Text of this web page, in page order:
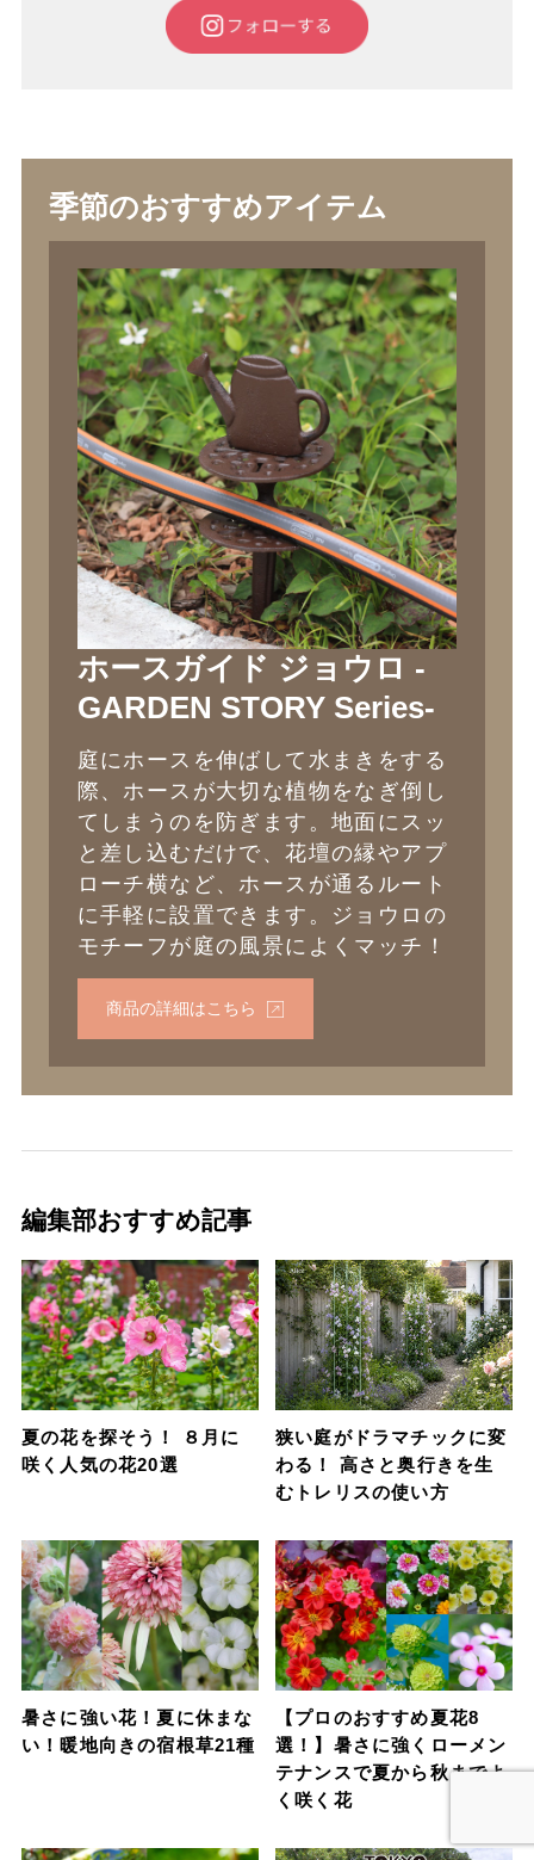
季節のおすすめアイテム
ホースガイド ジョウロ -
GARDEN STORY Series-
庭にホースを伸ばして水まきをする
際、ホースが大切な植物をなぎ倒し
てしまうのを防ぎます。地面にスッ
と差し込むだけで、花壇の縁やアプ
ローチ横など、ホースが通るルート
に手軽に設置できます。ジョウロの
モチーフが庭の風景によくマッチ！
商品の詳細はこちら
編集部おすすめ記事
夏の花を探そう！ ８月に
咲く人気の花20選
狭い庭がドラマチックに変
わる！ 高さと奥行きを生
むトレリスの使い方
暑さに強い花！夏に休まな
い！暖地向きの宿根草21種
【プロのおすすめ夏花8
選！】暑さに強くローメン
テナンスで夏から秋までよ
く咲く花